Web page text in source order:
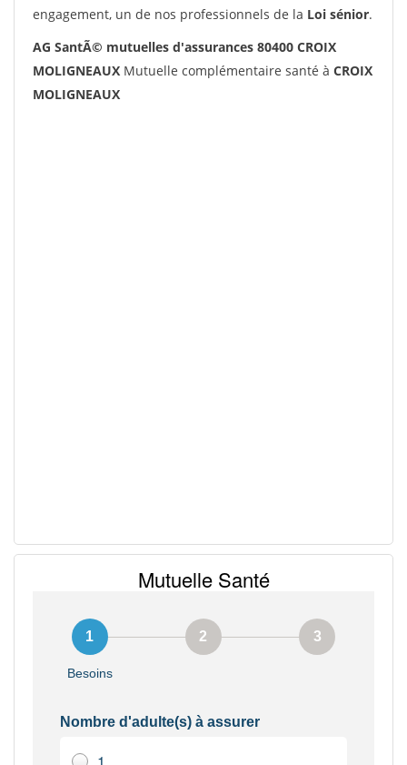
engagement, un de nos professionnels de la Loi sénior.
AG SantÃ© mutuelles d'assurances 80400 CROIX
MOLIGNEAUX Mutuelle complémentaire santé à CROIX
MOLIGNEAUX